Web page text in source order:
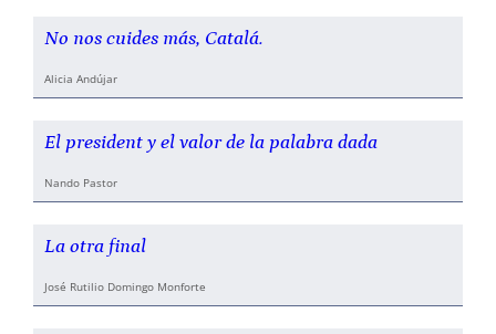
No nos cuides más, Catalá.
Alicia Andújar
El president y el valor de la palabra dada
Nando Pastor
La otra final
José Rutilio Domingo Monforte